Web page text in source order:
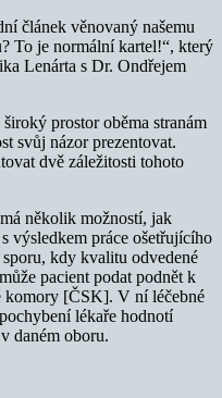
článek věnovaný našemu
To je normální kartel!“, který
Lenárta s Dr. Ondřejem
prostor oběma stranám
svůj názor prezentovat.
dvě záležitosti tohoto
několik možností, jak
výsledkem práce ošetřujícího
kdy kvalitu odvedené
pacient podat podnět k
komory [ČSK]. V ní léčebné
lékaře hodnotí
daném oboru.